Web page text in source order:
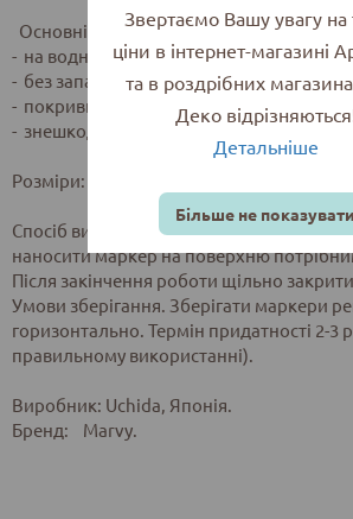
Основні характеристики:
- на водній основі;
- без запаху;
- покривний;
- знешкоджуються за допомогою води.
Розміри: 1 мм, 3 мм, 6 мм, 16 мм.
Спосіб використання. Перед початком
наносити маркер на поверхню
Після закінчення роботи щільно
Умови зберігання. Зберігати маркери
горизонтально. Термін придатності 2-3
правильному використанні).
Виробник: Uchida, Японія.
Бренд: Marvy.
Звертаємо Вашу увагу
ціни в інтернет-магазині
та в роздрібних
Деко
Детальніше
Більше не показувати